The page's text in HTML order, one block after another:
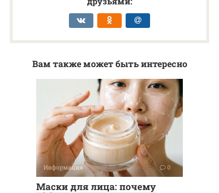
Вам также может быть интересно
Информация 0
Маски для лица: почему